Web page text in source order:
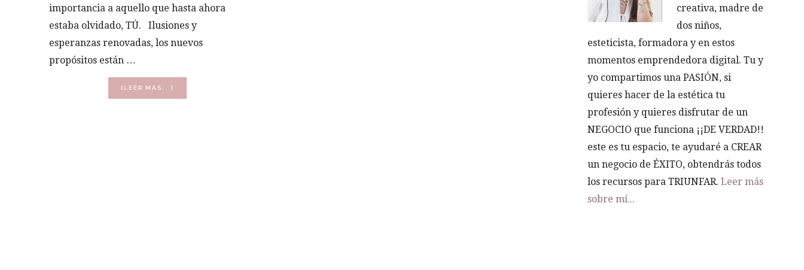
importancia a aquello que hasta ahora
estaba olvidado, TÚ. Ilusiones y
esperanzas renovadas, los nuevos
propósitos están …
[LEER MÁS...]
DE
creativa, madre de
dos niños,
esteticista, formadora y en estos
momentos emprendedora digital. Tu y
yo compartimos una PASIÓN, si
quieres hacer de la estética tu
profesión y quieres disfrutar de un
NEGOCIO que funciona ¡¡DE VERDAD!!
este es tu espacio, te ayudaré a CREAR
un negocio de ÉXITO, obtendrás todos
los recursos para TRIUNFAR. Leer más
sobre mí...